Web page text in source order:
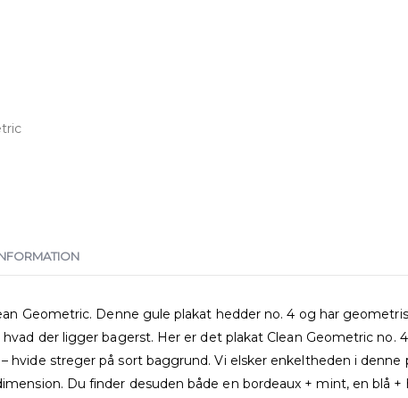
Geometric. Denne gule plakat hedder no. 4 og har
der ligger bagerst. Her er det plakat Clean Geometric no.
hvide streger på sort baggrund. Vi elsker enkeltheden i
Du finder desuden både en bordeaux + mint, en blå